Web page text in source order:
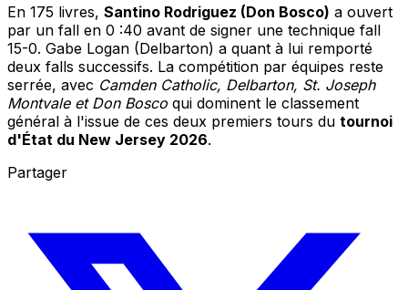
En 175 livres, Santino Rodriguez (Don Bosco) a ouvert
par un fall en 0 :40 avant de signer une technique fall
15-0. Gabe Logan (Delbarton) a quant à lui remporté
deux falls successifs. La compétition par équipes reste
serrée, avec Camden Catholic, Delbarton, St. Joseph
Montvale et Don Bosco qui dominent le classement
général à l'issue de ces deux premiers tours du tournoi
d'État du New Jersey 2026.
Partager